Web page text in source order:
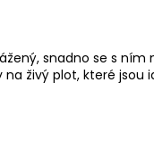
snadno se s
živý plot, které